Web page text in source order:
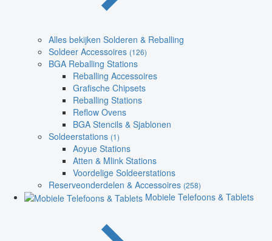
Alles bekijken Solderen & Reballing
Soldeer Accessoires (126)
BGA Reballing Stations
Reballing Accessoires
Grafische Chipsets
Reballing Stations
Reflow Ovens
BGA Stencils & Sjablonen
Soldeerstations (1)
Aoyue Stations
Atten & Mlink Stations
Voordelige Soldeerstations
Reserveonderdelen & Accessoires (258)
Mobiele Telefoons & Tablets